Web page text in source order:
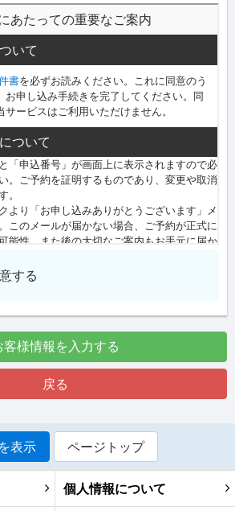
する
客様情報を入力する
戻る
表示 ページトップ
個人情報について